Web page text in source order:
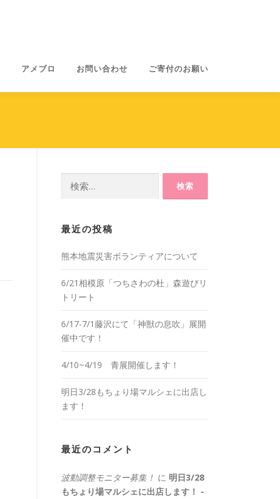
アメブロ お問い合わせ ご寄付のお願い
最近の投稿
熊本地震災害ボランティアについて
6/21相模原「つちさわの杜」森遊びリ
トリート
6/17-7/1藤沢にて「神獣の息吹」展開
催中です！
4/10~4/19 青展開催します！
明日3/28もちょり場マルシェに出店し
ます！
最近のコメント
波動調整モニター募集！ に 明日3/28
もちょり場マルシェに出店します！ -